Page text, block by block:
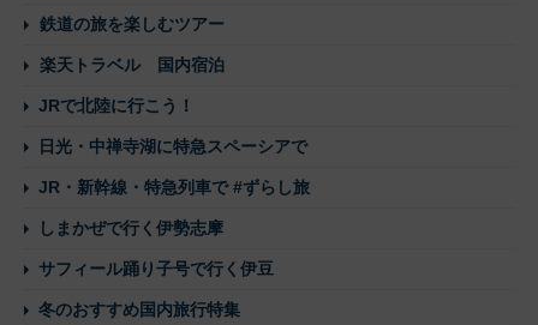
鉄道の旅を楽しむツアー
楽天トラベル 国内宿泊
JRで北陸に行こう！
日光・中禅寺湖に特急スペーシアで
JR・新幹線・特急列車で #ずらし旅
しまかぜで行く伊勢志摩
サフィール踊り子号で行く伊豆
冬のおすすめ国内旅行特集